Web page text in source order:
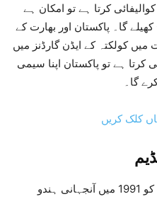
کرتا ہے تو امکان ہے
گا۔ پاکستان اور بھارت کے
کولکتہ کے ایڈن گارڈنز میں
کرتا ہے تو پاکستان اپنا سیمی
گا۔
ممبئی کے وانکھیڑے اسٹیڈیم کی پچ کو 1991 میں آنجہانی ہندو